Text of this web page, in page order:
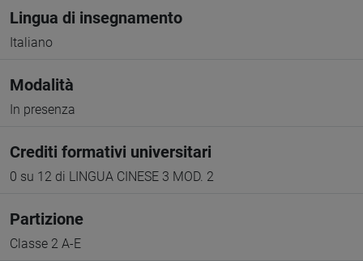
Lingua di insegnamento
Italiano
Modalità
In presenza
Crediti formativi universitari
0 su 12 di LINGUA CINESE 3 MOD. 2
Partizione
Classe 2 A-E